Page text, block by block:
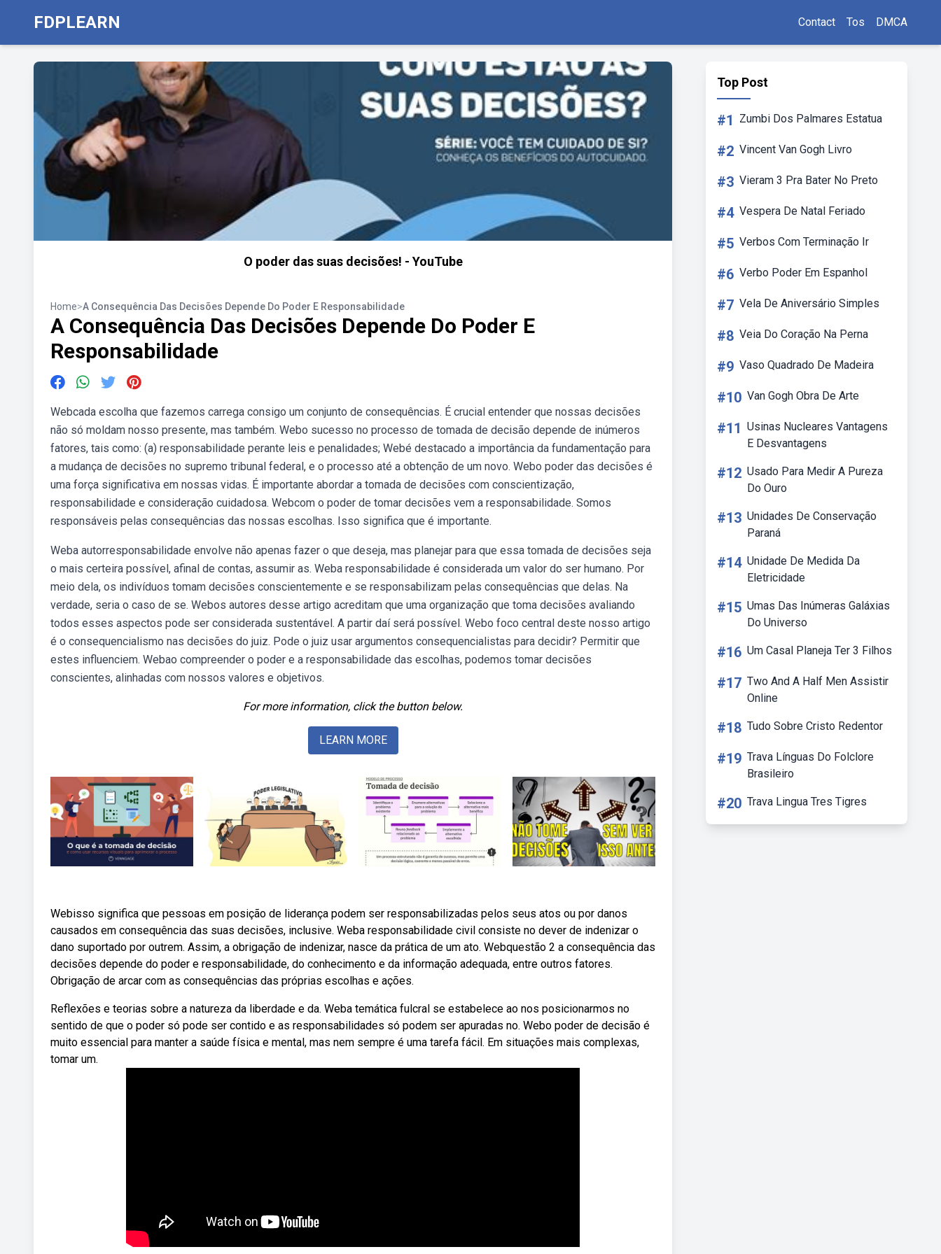
FDPLEARN Contact Tos DMCA
O poder das suas decisões! - YouTube
Home>A Consequência Das Decisões Depende Do Poder E Responsabilidade
A Consequência Das Decisões Depende Do Poder E
Responsabilidade
Webcada escolha que fazemos carrega consigo um conjunto de consequências. É crucial entender que nossas decisões
não só moldam nosso presente, mas também. Webo sucesso no processo de tomada de decisão depende de inúmeros
fatores, tais como: (a) responsabilidade perante leis e penalidades; Webé destacado a importância da fundamentação para
a mudança de decisões no supremo tribunal federal, e o processo até a obtenção de um novo. Webo poder das decisões é
uma força significativa em nossas vidas. É importante abordar a tomada de decisões com conscientização,
responsabilidade e consideração cuidadosa. Webcom o poder de tomar decisões vem a responsabilidade. Somos
responsáveis pelas consequências das nossas escolhas. Isso significa que é importante.
Weba autorresponsabilidade envolve não apenas fazer o que deseja, mas planejar para que essa tomada de decisões seja
o mais certeira possível, afinal de contas, assumir as. Weba responsabilidade é considerada um valor do ser humano. Por
meio dela, os indivíduos tomam decisões conscientemente e se responsabilizam pelas consequências que delas. Na
verdade, seria o caso de se. Webos autores desse artigo acreditam que uma organização que toma decisões avaliando
todos esses aspectos pode ser considerada sustentável. A partir daí será possível. Webo foco central deste nosso artigo
é o consequencialismo nas decisões do juiz. Pode o juiz usar argumentos consequencialistas para decidir? Permitir que
estes influenciem. Webao compreender o poder e a responsabilidade das escolhas, podemos tomar decisões
conscientes, alinhadas com nossos valores e objetivos.
For more information, click the button below.
LEARN MORE
Webisso significa que pessoas em posição de liderança podem ser responsabilizadas pelos seus atos ou por danos
causados em consequência das suas decisões, inclusive. Weba responsabilidade civil consiste no dever de indenizar o
dano suportado por outrem. Assim, a obrigação de indenizar, nasce da prática de um ato. Webquestão 2 a consequência das
decisões depende do poder e responsabilidade, do conhecimento e da informação adequada, entre outros fatores.
Obrigação de arcar com as consequências das próprias escolhas e ações.
Reflexões e teorias sobre a natureza da liberdade e da. Weba temática fulcral se estabelece ao nos posicionarmos no
sentido de que o poder só pode ser contido e as responsabilidades só podem ser apuradas no. Webo poder de decisão é
muito essencial para manter a saúde física e mental, mas nem sempre é uma tarefa fácil. Em situações mais complexas,
tomar um.
Top Post
#1 Zumbi Dos Palmares Estatua
#2 Vincent Van Gogh Livro
#3 Vieram 3 Pra Bater No Preto
#4 Vespera De Natal Feriado
#5 Verbos Com Terminação Ir
#6 Verbo Poder Em Espanhol
#7 Vela De Aniversário Simples
#8 Veia Do Coração Na Perna
#9 Vaso Quadrado De Madeira
#10 Van Gogh Obra De Arte
#11 Usinas Nucleares Vantagens
E Desvantagens
#12 Usado Para Medir A Pureza
Do Ouro
#13 Unidades De Conservação
Paraná
#14 Unidade De Medida Da
Eletricidade
#15 Umas Das Inúmeras Galáxias
Do Universo
#16 Um Casal Planeja Ter 3 Filhos
#17 Two And A Half Men Assistir
Online
#18 Tudo Sobre Cristo Redentor
#19 Trava Línguas Do Folclore
Brasileiro
#20 Trava Lingua Tres Tigres